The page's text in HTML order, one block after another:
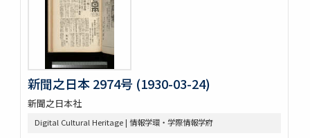
新聞之日本 2974号 (1930-03-24)
新聞之日本社
Digital Cultural Heritage | 情報学環・学際情報学府